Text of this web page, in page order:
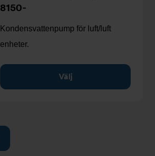
8150-
Kondensvattenpump för luft/luft
enheter.
Välj